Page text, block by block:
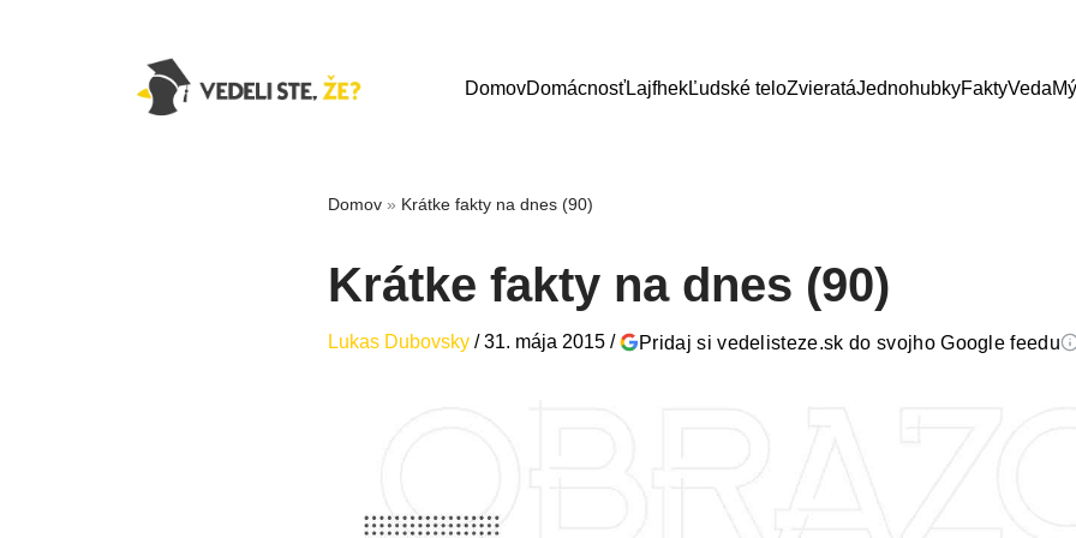
DomovDomácnosťLajfhekĽudské teloZvieratáJednohubkyFaktyVeda
Domov » Krátke fakty na dnes (90)
Krátke fakty na dnes (90)
Lukas Dubovsky /31. mája 2015 / Pridaj si vedelisteze.sk do svojho Google feedu